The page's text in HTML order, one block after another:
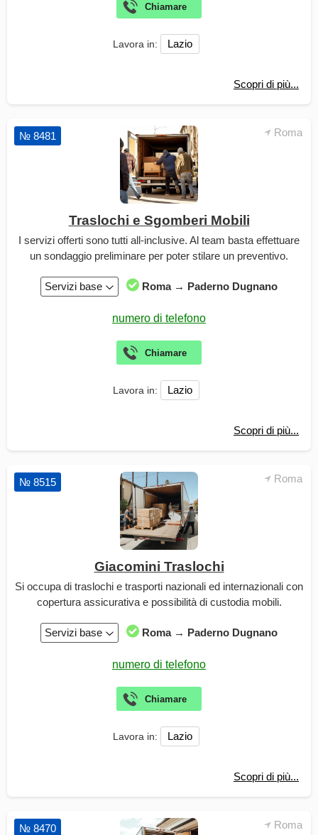
Lavora in: Lazio
Scopri di più...
Roma
№ 8481
Traslochi e Sgomberi Mobili
I servizi offerti sono tutti all-inclusive. Al team basta effettuare
un sondaggio preliminare per poter stilare un preventivo.
Servizi base Roma → Paderno Dugnano
Lavora in: Lazio
Scopri di più...
Roma
№ 8515
Giacomini Traslochi
Si occupa di traslochi e trasporti nazionali ed internazionali con
copertura assicurativa e possibilità di custodia mobili.
Servizi base Roma → Paderno Dugnano
Lavora in: Lazio
Scopri di più...
Roma
№ 8470